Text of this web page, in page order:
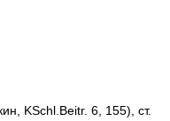
KSchl.Beitr. 6, 155), ст.